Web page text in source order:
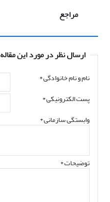
مراجع
ارسال نظر در مورد این مقاله
نام و نام خانوادگی*
پست الکترونیکی*
وابستگی سازمانی *
توضیحات *